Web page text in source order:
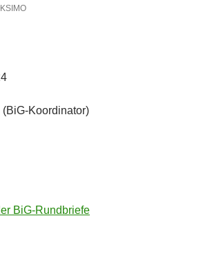
Koordinator)
BiG-Rundbriefe